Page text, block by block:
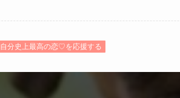
自分史上最高の恋♡を応援する